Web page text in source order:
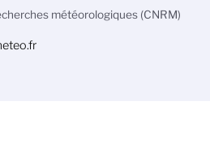
météorologiques (CNRM)